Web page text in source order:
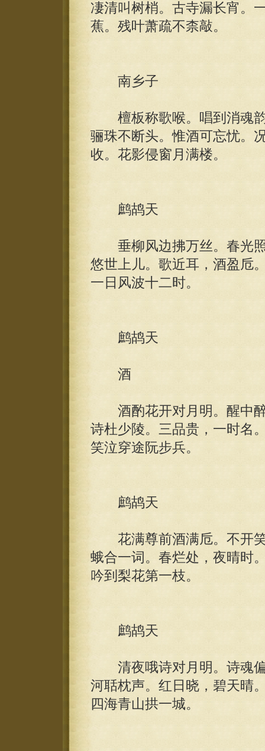
凄清叫树梢。古寺漏长宵。
蕉。残叶萧疏不柰敲。
南乡子
檀板称歌喉。唱到消魂韵
骊珠不断头。惟酒可忘忧。
收。花影侵窗月满楼。
鹧鸪天
垂柳风边拂万丝。春光照
悠世上儿。歌近耳，酒盈卮
一日风波十二时。
鹧鸪天
酒
酒酌花开对月明。醒中醉
诗杜少陵。三品贵，一时名
笑泣穿途阮步兵。
鹧鸪天
花满尊前酒满卮。不开笑
蛾合一词。春烂处，夜晴时
吟到梨花第一枝。
鹧鸪天
清夜哦诗对月明。诗魂偏
河聒枕声。红日晓，碧天晴
四海青山拱一城。